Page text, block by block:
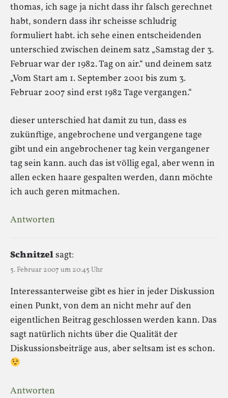
thomas, ich sage ja nicht dass ihr falsch gerechnet
habt, sondern dass ihr scheisse schludrig
formuliert habt. ich sehe einen entscheidenden
unterschied zwischen deinem satz „Samstag der 3.
Februar war der 1982. Tag on air.“ und deinem satz
„Vom Start am 1. September 2001 bis zum 3.
Februar 2007 sind erst 1982 Tage vergangen.“
dieser unterschied hat damit zu tun, dass es
zukünftige, angebrochene und vergangene tage
gibt und ein angebrochener tag kein vergangener
tag sein kann. auch das ist völlig egal, aber wenn in
allen ecken haare gespalten werden, dann möchte
ich auch geren mitmachen.
Antworten
Schnitzelsagt:
5. Februar 2007 um 20:45 Uhr
Interessanterweise gibt es hier in jeder Diskussion
einen Punkt, von dem an nicht mehr auf den
eigentlichen Beitrag geschlossen werden kann. Das
sagt natürlich nichts über die Qualität der
Diskussionsbeiträge aus, aber seltsam ist es schon.
Antworten